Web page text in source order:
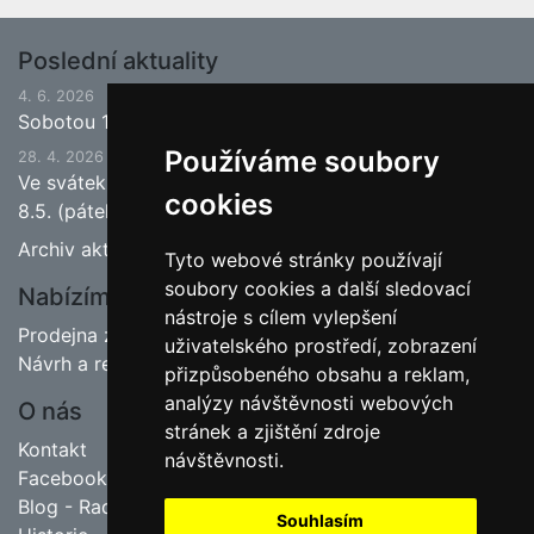
Používáme soubory
cookies
Tyto webové stránky používají
soubory cookies a další sledovací
nástroje s cílem vylepšení
uživatelského prostředí, zobrazení
přizpůsobeného obsahu a reklam,
analýzy návštěvnosti webových
stránek a zjištění zdroje
návštěvnosti.
Souhlasím
Poslední aktuality
4. 6. 2026
Sobotou 13.6.2026 bude ukončena jarní sezona.
28. 4. 2026
Ve svátek 1.5. (pátek) bude naše prodejna zavřena a
8.5. (pátek) bude otevřeno.
Archiv aktualit
Nabízíme
Prodejna zahradnictví
Návrh a realizace zahrad
O nás
Kontakt
Facebook
Blog - Rady pro zahrádkáře